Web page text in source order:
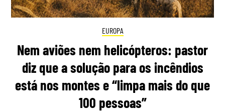
EUROPA
Nem aviões nem helicópteros: pastor
diz que a solução para os incêndios
está nos montes e “limpa mais do que
100 pessoas”